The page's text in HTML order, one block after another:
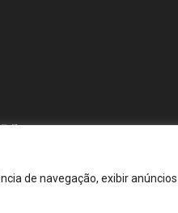
de navegação, exibir